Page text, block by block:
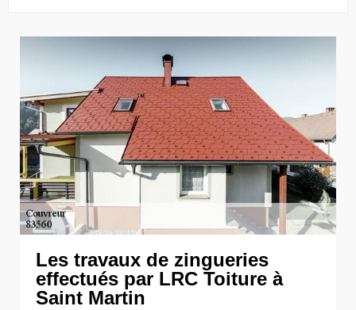
Les travaux de zingueries
effectués par LRC Toiture à
Saint Martin